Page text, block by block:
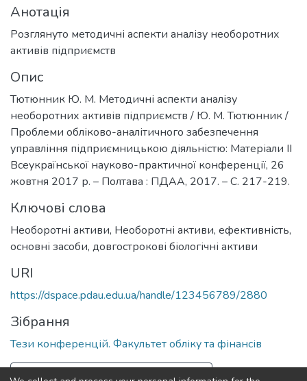
Анотація
Розглянуто методичні аспекти аналізу необоротних
активів підприємств
Опис
Тютюнник Ю. М. Методичні аспекти аналізу
необоротних активів підприємств / Ю. М. Тютюнник /
Проблеми обліково-аналітичного забезпечення
управління підприємницькою діяльністю: Матеріали ІІ
Всеукраїнської науково-практичної конференції, 26
жовтня 2017 р. – Полтава : ПДАА, 2017. – С. 217-219.
Ключові слова
Необоротні активи, Необоротні активи, ефективність,
основні засоби, довгострокові біологічні активи
URI
https://dspace.pdau.edu.ua/handle/123456789/2880
Зібрання
Тези конференцій. Факультет обліку та фінансів
Повна інформація про документ